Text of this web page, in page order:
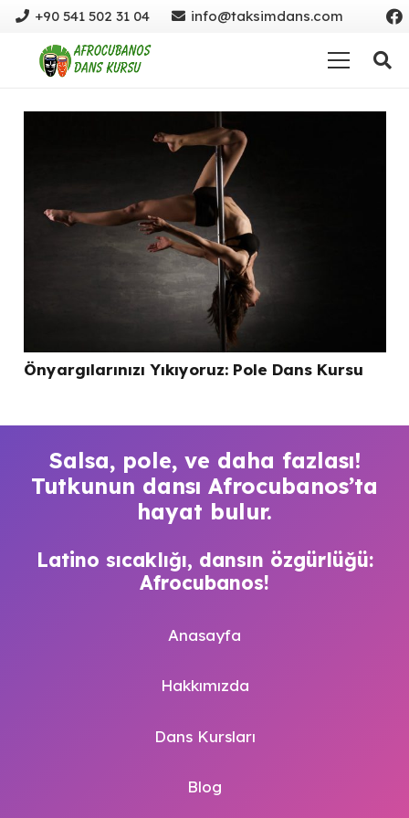
+90 541 502 31 04 info@taksimdans.com
Önyargılarınızı Yıkıyoruz: Pole Dans Kursu
Salsa, pole, ve daha fazlası!
Tutkunun dansı Afrocubanos’ta
hayat bulur.
Latino sıcaklığı, dansın özgürlüğü:
Afrocubanos!
Anasayfa
Hakkımızda
Dans Kursları
Blog